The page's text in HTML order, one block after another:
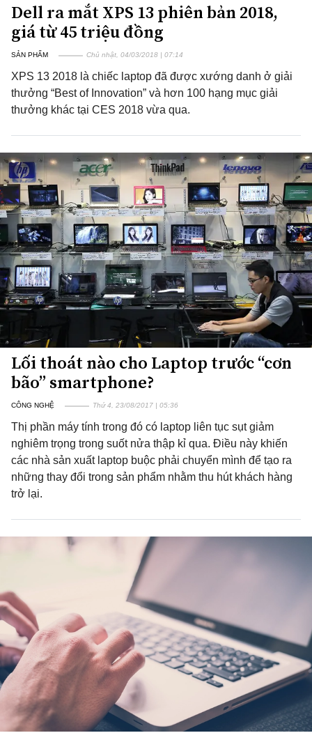
Dell ra mắt XPS 13 phiên bản 2018,
giá từ 45 triệu đồng
SẢN PHẨM Chủ nhật, 04/03/2018 | 07:14
XPS 13 2018 là chiếc laptop đã được xướng danh ở giải
thưởng “Best of Innovation” và hơn 100 hạng mục giải
thưởng khác tại CES 2018 vừa qua.
Lối thoát nào cho Laptop trước “cơn
bão” smartphone?
CÔNG NGHỆ Thứ 4, 23/08/2017 | 05:36
Thị phần máy tính trong đó có laptop liên tục sụt giảm
nghiêm trọng trong suốt nửa thập kỉ qua. Điều này khiến
các nhà sản xuất laptop buộc phải chuyển mình để tạo ra
những thay đổi trong sản phẩm nhằm thu hút khách hàng
trở lại.